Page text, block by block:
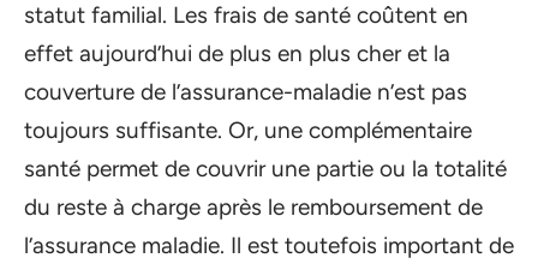
statut familial. Les frais de santé coûtent en
effet aujourd’hui de plus en plus cher et la
couverture de l’assurance-maladie n’est pas
toujours suffisante. Or, une complémentaire
santé permet de couvrir une partie ou la totalité
du reste à charge après le remboursement de
l’assurance maladie. Il est toutefois important de